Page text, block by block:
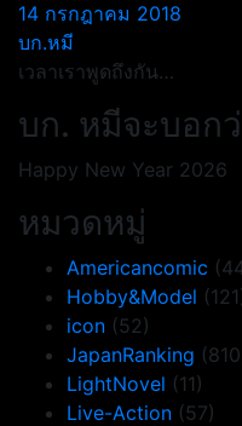
14 กรกฎาคม 2018
บก.หมี
เวลาเราพูดถึงกัน…
บก. หมีจะบอก
Happy New Year 2026
หมวดหมู่
Americancomic
Hobby&Model
icon (52)
JapanRanking
LightNovel (11)
Live-Action (57)